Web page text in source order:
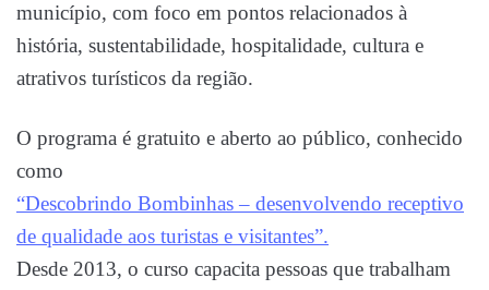
município, com foco em pontos relacionados à
história, sustentabilidade, hospitalidade, cultura e
atrativos turísticos da região.
O programa é gratuito e aberto ao público, conhecido
como
“Descobrindo Bombinhas – desenvolvendo receptivo
de qualidade aos turistas e visitantes”.
Desde 2013, o curso capacita pessoas que trabalham